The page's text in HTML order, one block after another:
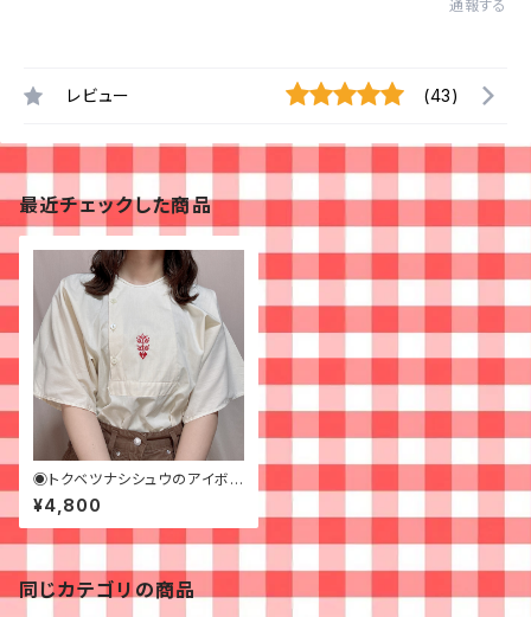
通報する
レビュー (43)
最近チェックした商品
◉トクベツナシシュウのアイボリ
ーブラウス◉ 古着 刺繍 ボタン
生成
¥4,800
同じカテゴリの商品